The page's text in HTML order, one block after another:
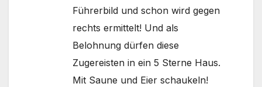
Führerbild und schon wird gegen
rechts ermittelt! Und als
Belohnung dürfen diese
Zugereisten in ein 5 Sterne Haus.
Mit Saune und Eier schaukeln!